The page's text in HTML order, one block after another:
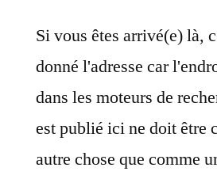
Si vous êtes arrivé(e) là,
donné l'adresse car
dans les moteurs de
est publié ici ne doit être
autre chose que comme